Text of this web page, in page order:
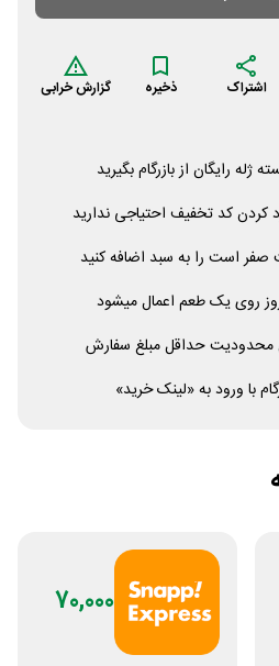
اشتراک ذخیره گزارش خرابی
ژله رایگان از بازرگام بگیرید
کردن کد تخفیف احتیاجی ندارید
صفر است را به سبد اضافه کنید
محدودیت حداقل مبلغ سفارش
با ورود به «لینک خرید»
70,000